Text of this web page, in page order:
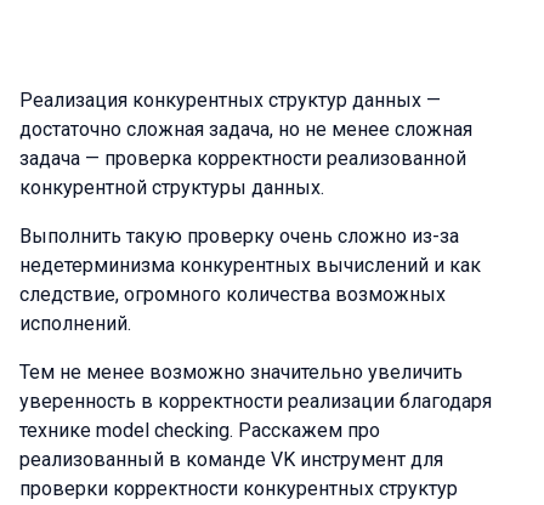
Реализация конкурентных структур данных —
достаточно сложная задача, но не менее сложная
задача — проверка корректности реализованной
конкурентной структуры данных.
Выполнить такую проверку очень сложно из-за
недетерминизма конкурентных вычислений и как
следствие, огромного количества возможных
исполнений.
Тем не менее возможно значительно увеличить
уверенность в корректности реализации благодаря
технике model checking. Расскажем про
реализованный в команде VK инструмент для
проверки корректности конкурентных структур